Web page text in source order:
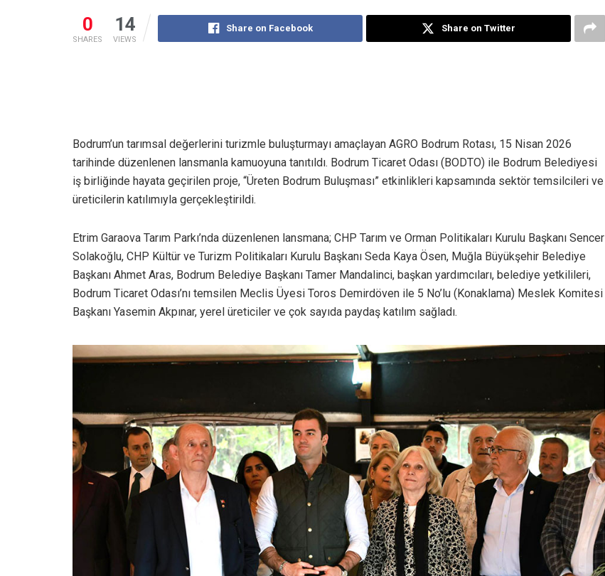
0
SHARES
14
VIEWS
Share on Facebook Share on Twitter
Bodrum’un tarımsal değerlerini turizmle buluşturmayı amaçlayan AGRO Bodrum Rotası, 15 Nisan 2026
tarihinde düzenlenen lansmanla kamuoyuna tanıtıldı. Bodrum Ticaret Odası (BODTO) ile Bodrum Belediyesi
iş birliğinde hayata geçirilen proje, “Üreten Bodrum Buluşması” etkinlikleri kapsamında sektör temsilcileri ve
üreticilerin katılımıyla gerçekleştirildi.
Etrim Garaova Tarım Parkı’nda düzenlenen lansmana; CHP Tarım ve Orman Politikaları Kurulu Başkanı Sencer
Solakoğlu, CHP Kültür ve Turizm Politikaları Kurulu Başkanı Seda Kaya Ösen, Muğla Büyükşehir Belediye
Başkanı Ahmet Aras, Bodrum Belediye Başkanı Tamer Mandalinci, başkan yardımcıları, belediye yetkilileri,
Bodrum Ticaret Odası’nı temsilen Meclis Üyesi Toros Demirdöven ile 5 No’lu (Konaklama) Meslek Komitesi
Başkanı Yasemin Akpınar, yerel üreticiler ve çok sayıda paydaş katılım sağladı.